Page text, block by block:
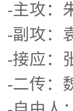
-主攻：
-副攻：
-接应：
-二传：